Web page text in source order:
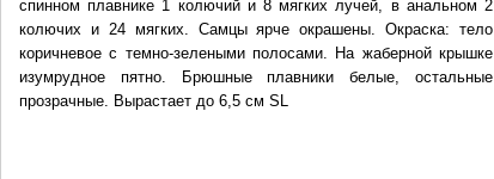
спинном плавнике 1 колючий и 8 мягких лучей, в анальном 2
колючих и 24 мягких. Самцы ярче окрашены. Окраска: тело
коричневое с темно-зелеными полосами. На жаберной крышке
изумрудное пятно. Брюшные плавники белые, остальные
прозрачные. Вырастает до 6,5 см SL